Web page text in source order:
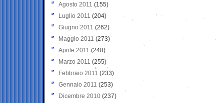
Agosto 2011 (155)
Luglio 2011 (204)
Giugno 2011 (262)
Maggio 2011 (273)
Aprile 2011 (248)
Marzo 2011 (255)
Febbraio 2011 (233)
Gennaio 2011 (253)
Dicembre 2010 (237)